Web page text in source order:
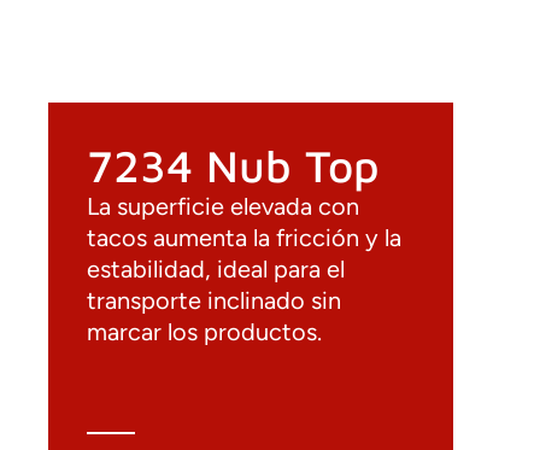
7234 Nub Top
La superficie elevada con
tacos aumenta la fricción y la
estabilidad, ideal para el
transporte inclinado sin
marcar los productos.